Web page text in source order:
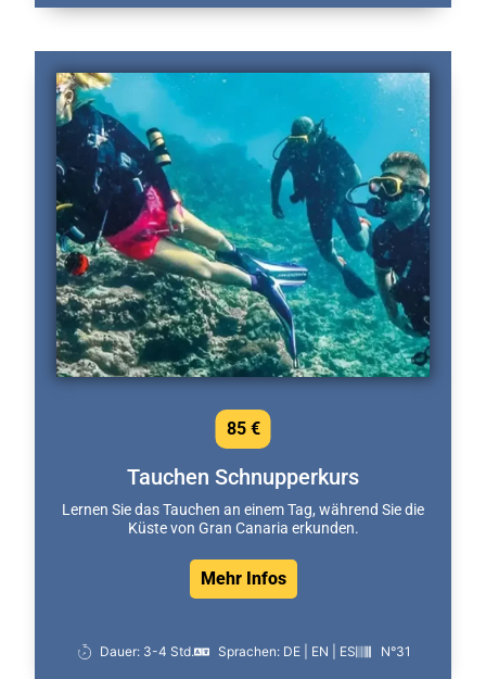
Tauchen Schnupperkurs
Lernen Sie das Tauchen an einem Tag, während Sie die
Küste von Gran Canaria erkunden.
Mehr Infos
85 €
Dauer: 3-4 Std. Sprachen: DE | EN | ES N°31